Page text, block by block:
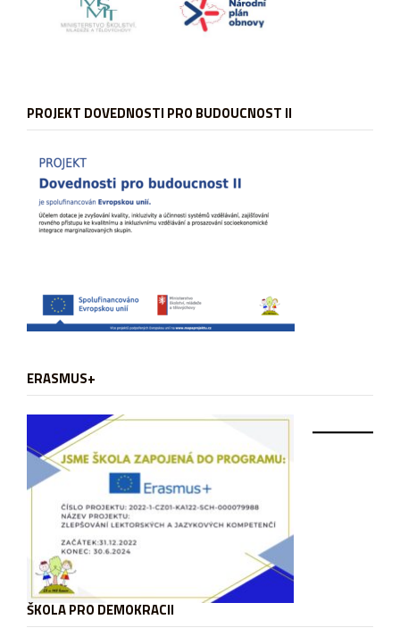
PROJEKT DOVEDNOSTI PRO BUDOUCNOST II
ERASMUS+
ŠKOLA PRO DEMOKRACII